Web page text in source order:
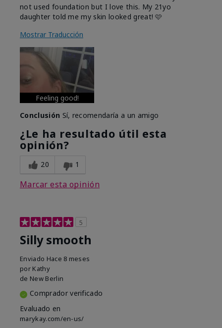
not used foundation but I love this. My 21yo
daughter told me my skin looked great! 🩷
Mostrar Traducción
Feeling good!
Conclusión Sí, recomendaría a un amigo
¿Le ha resultado útil esta
opinión?
20 1
Marcar esta opinión
5
Silly smooth
Enviado Hace 8 meses
por Kathy
de New Berlin
Comprador verificado
Evaluado en
marykay.com/en-us/